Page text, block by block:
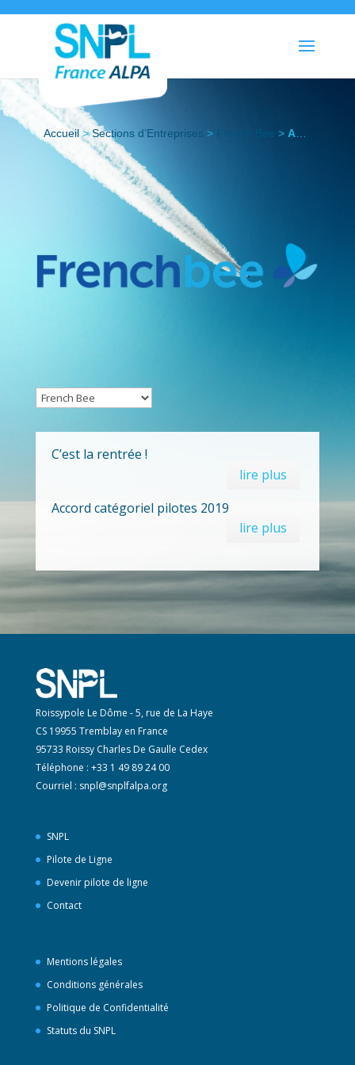
Accueil>Sections d’Entreprises > French Bee > Actualités
C’est la rentrée !
lire plus
Accord catégoriel pilotes 2019
lire plus
Roissypole Le Dôme - 5, rue de La Haye
CS 19955 Tremblay en France
95733 Roissy Charles De Gaulle Cedex
Téléphone : +33 1 49 89 24 00
Courriel : snpl@snplfalpa.org
SNPL
Pilote de Ligne
Devenir pilote de ligne
Contact
Mentions légales
Conditions générales
Politique de Confidentialité
Statuts du SNPL